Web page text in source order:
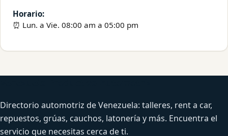
Horario:
⏰ Lun. a Vie. 08:00 am a 05:00 pm
Directorio automotriz de Venezuela: talleres, rent a car,
repuestos, grúas, cauchos, latonería y más. Encuentra el
servicio que necesitas cerca de ti.